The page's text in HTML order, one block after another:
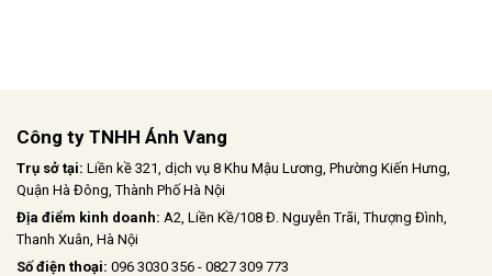
Công ty TNHH Ánh Vang
Trụ sở tại: Liền kề 321, dịch vụ 8 Khu Mậu Lương, Phường Kiến Hưng,
Quận Hà Đông, Thành Phố Hà Nội
Địa điểm kinh doanh: A2, Liền Kề/108 Đ. Nguyễn Trãi, Thượng Đình,
Thanh Xuân, Hà Nội
Số điện thoại: 096 3030 356 - 0827 309 773